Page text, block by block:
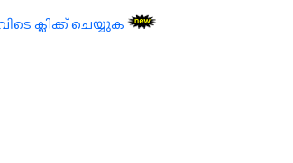
ക്ലിക്ക് ചെയ്യുക